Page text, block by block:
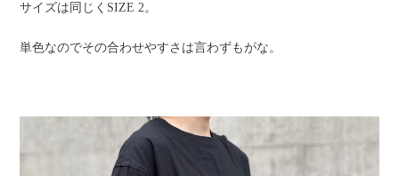
サイズは同じくSIZE 2。
単色なのでその合わせやすさは言わずもがな。